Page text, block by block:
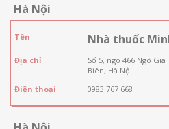
Hà Nội
Tên Nhà thuốc
Địa chỉ
Số 5, ngõ 466 Ngô
Biên, Hà Nội
Điện thoại
0983 767 668